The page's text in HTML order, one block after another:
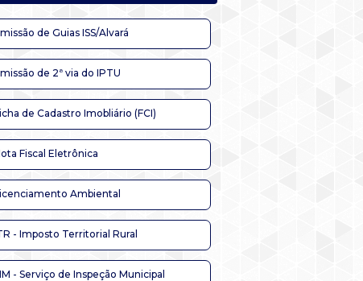
de Guias ISS/Alvará
de 2ª via do IPTU
de Cadastro Imobliário (FCI)
Fiscal Eletrônica
Ambiental
- Imposto Territorial Rural
- Serviço de Inspeção Municipal